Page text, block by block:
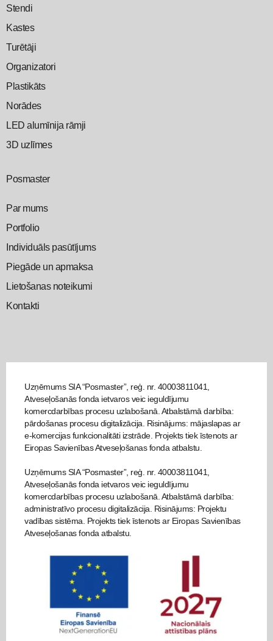
Stendi
Kastes
Turētāji
Organizatori
Plastikāts
Norādes
LED alumīnija rāmji
3D uzlīmes
Posmaster
Par mums
Portfolio
Individuāls pasūtījums
Piegāde un apmaksa
Lietošanas noteikumi
Kontakti
Uzņēmums SIA “Posmaster”, reģ. nr. 40003811041,
Atveseļošanās fonda ietvaros veic ieguldījumu
komercdarbības procesu uzlabošanā. Atbalstāmā darbība:
pārdošanas procesu digitalizācija. Risinājums: mājaslapas ar
e-komercijas funkcionalitāti izstrāde. Projekts tiek īstenots ar
Eiropas Savienības Atveseļošanas fonda atbalstu.
Uzņēmums SIA “Posmaster”, reģ. nr. 40003811041,
Atveseļošanās fonda ietvaros veic ieguldījumu
komercdarbības procesu uzlabošanā. Atbalstāmā darbība:
administratīvo procesu digitalizācija. Risinājums: Projektu
vadības sistēma. Projekts tiek īstenots ar Eiropas Savienības
Atveseļošanas fonda atbalstu.